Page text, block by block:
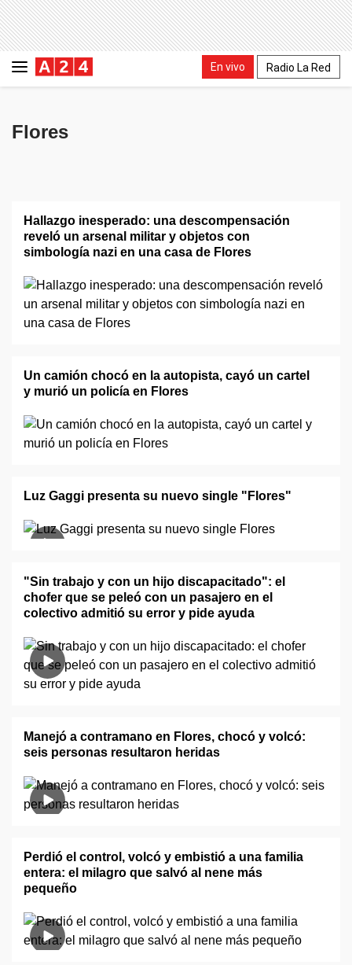
En vivo Radio La Red
Flores
Hallazgo inesperado: una descompensación
reveló un arsenal militar y objetos con
simbología nazi en una casa de Flores
Un camión chocó en la autopista, cayó un cartel
y murió un policía en Flores
Luz Gaggi presenta su nuevo single "Flores"
"Sin trabajo y con un hijo discapacitado": el
chofer que se peleó con un pasajero en el
colectivo admitió su error y pide ayuda
Manejó a contramano en Flores, chocó y volcó:
seis personas resultaron heridas
Perdió el control, volcó y embistió a una familia
entera: el milagro que salvó al nene más
pequeño